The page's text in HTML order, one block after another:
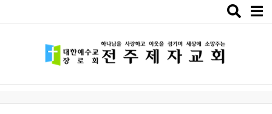
Toggle